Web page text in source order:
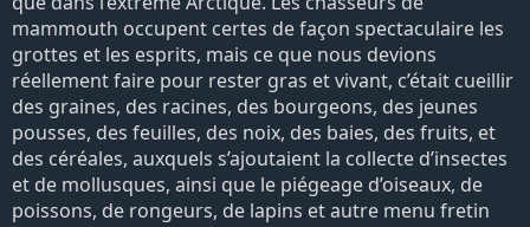
mammouth occupent certes de façon spectaculaire les
grottes et les esprits, mais ce que nous devions
réellement faire pour rester gras et vivant, c’était cueillir
des graines, des racines, des bourgeons, des jeunes
pousses, des feuilles, des noix, des baies, des fruits, et
des céréales, auxquels s’ajoutaient la collecte d’insectes
et de mollusques, ainsi que le piégeage d’oiseaux, de
poissons, de rongeurs, de lapins et autre menu fretin